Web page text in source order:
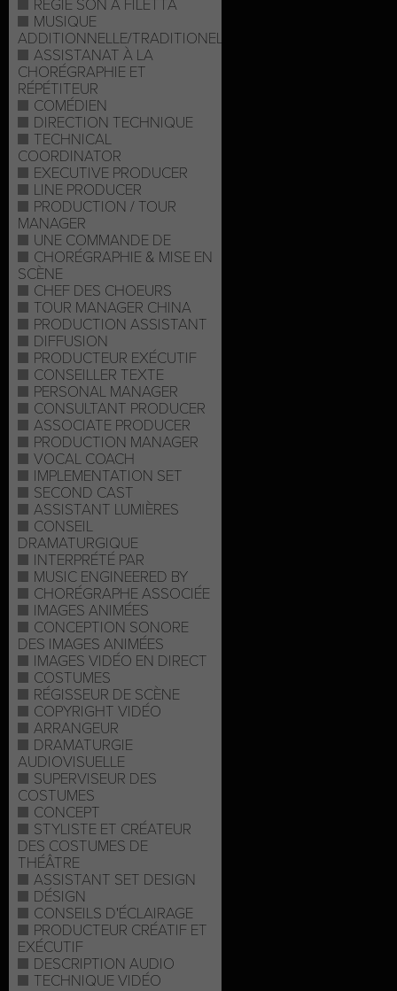
RÉGIE SON A FILETTA
MUSIQUE
ADDITIONNELLE/TRADITIONELLE
ASSISTANAT À LA
CHORÉGRAPHIE ET
RÉPÉTITEUR
COMÉDIEN
DIRECTION TECHNIQUE
TECHNICAL
COORDINATOR
EXECUTIVE PRODUCER
LINE PRODUCER
PRODUCTION / TOUR
MANAGER
UNE COMMANDE DE
CHORÉGRAPHIE & MISE EN
SCÈNE
CHEF DES CHOEURS
TOUR MANAGER CHINA
PRODUCTION ASSISTANT
DIFFUSION
PRODUCTEUR EXÉCUTIF
CONSEILLER TEXTE
PERSONAL MANAGER
CONSULTANT PRODUCER
ASSOCIATE PRODUCER
PRODUCTION MANAGER
VOCAL COACH
IMPLEMENTATION SET
SECOND CAST
ASSISTANT LUMIÈRES
CONSEIL
DRAMATURGIQUE
INTERPRÉTÉ PAR
MUSIC ENGINEERED BY
CHORÉGRAPHE ASSOCIÉE
IMAGES ANIMÉES
CONCEPTION SONORE
DES IMAGES ANIMÉES
IMAGES VIDÉO EN DIRECT
COSTUMES
RÉGISSEUR DE SCÈNE
COPYRIGHT VIDÉO
ARRANGEUR
DRAMATURGIE
AUDIOVISUELLE
SUPERVISEUR DES
COSTUMES
CONCEPT
STYLISTE ET CRÉATEUR
DES COSTUMES DE
THÉÂTRE
ASSISTANT SET DESIGN
DÉSIGN
CONSEILS D'ÉCLAIRAGE
PRODUCTEUR CRÉATIF ET
EXÉCUTIF
DESCRIPTION AUDIO
TECHNIQUE VIDÉO